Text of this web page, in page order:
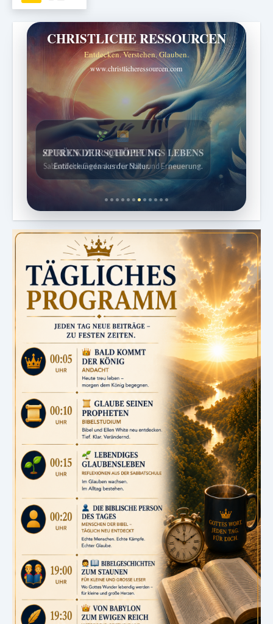
CHRISTLICHE RESSOURCEN
Entdecken. Verstehen. Glauben.
www.christlicheressourcen.com
SPUREN DER SCHÖPFUNG
Entdeckungen aus der Natur.